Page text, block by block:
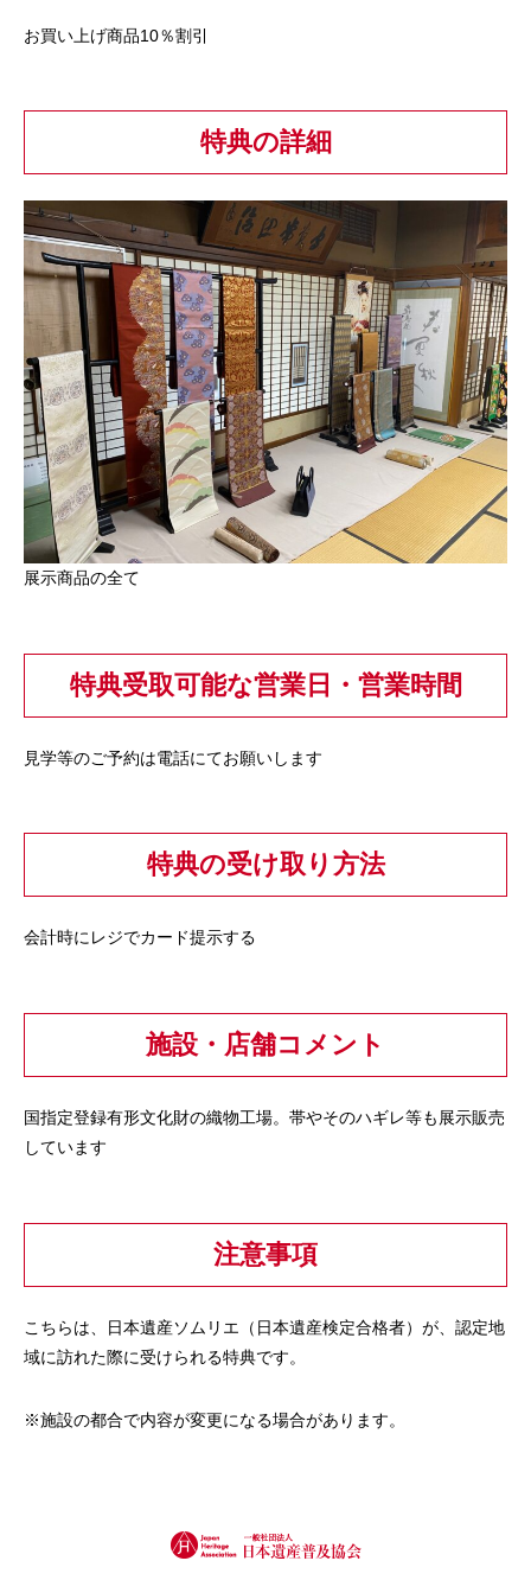
お買い上げ商品10％割引
特典の詳細
展示商品の全て
特典受取可能な営業日・営業時間
見学等のご予約は電話にてお願いします
特典の受け取り方法
会計時にレジでカード提示する
施設・店舗コメント
国指定登録有形文化財の織物工場。帯やそのハギレ等も展示販売
しています
注意事項
こちらは、日本遺産ソムリエ（日本遺産検定合格者）が、認定地
域に訪れた際に受けられる特典です。
※施設の都合で内容が変更になる場合があります。